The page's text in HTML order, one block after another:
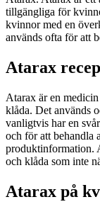
tillgängliga för
kvinnor med en
används ofta för att
Atarax
Atarax är en
klåda. Det används
vanligtvis har en
och för att behandla
produktinformation.
och klåda som inte
Atarax på